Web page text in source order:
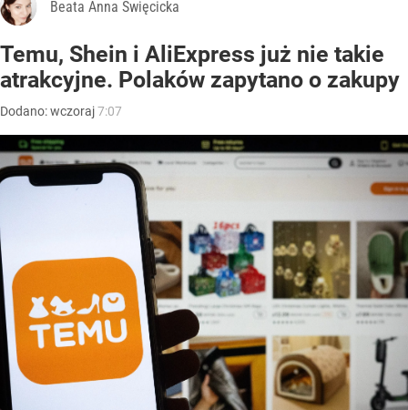
Beata Anna Święcicka
Temu, Shein i AliExpress już nie takie
atrakcyjne. Polaków zapytano o zakupy
Dodano:wczoraj7:07